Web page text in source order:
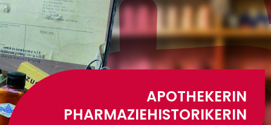
APOTHEKERIN
PHARMAZIEHISTORIKERIN